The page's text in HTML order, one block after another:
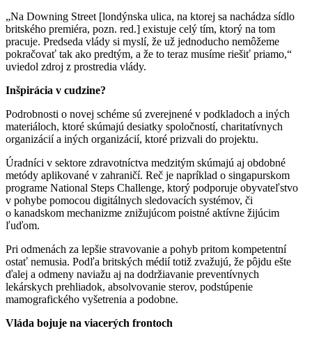
„Na Downing Street [londýnska ulica, na ktorej sa nachádza sídlo
britského premiéra, pozn. red.] existuje celý tím, ktorý na tom
pracuje. Predseda vlády si myslí, že už jednoducho nemôžeme
pokračovať tak ako predtým, a že to teraz musíme riešiť priamo,“
uviedol zdroj z prostredia vlády.
Inšpirácia v cudzine?
Podrobnosti o novej schéme sú zverejnené v podkladoch a iných
materiáloch, ktoré skúmajú desiatky spoločností, charitatívnych
organizácií a iných organizácií, ktoré prizvali do projektu.
Úradníci v sektore zdravotníctva medzitým skúmajú aj obdobné
metódy aplikované v zahraničí. Reč je napríklad o singapurskom
programe National Steps Challenge, ktorý podporuje obyvateľstvo
v pohybe pomocou digitálnych sledovacích systémov, či
o kanadskom mechanizme znižujúcom poistné aktívne žijúcim
ľuďom.
Pri odmenách za lepšie stravovanie a pohyb pritom kompetentní
ostať nemusia. Podľa britských médií totiž zvažujú, že pôjdu ešte
ďalej a odmeny naviažu aj na dodržiavanie preventívnych
lekárskych prehliadok, absolvovanie sterov, podstúpenie
mamografického vyšetrenia a podobne.
Vláda bojuje na viacerých frontoch